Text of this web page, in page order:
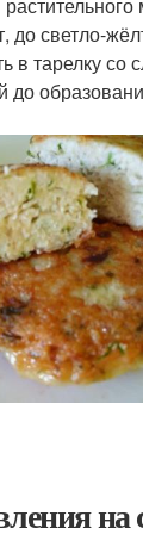
до светло-
в тарелку со
до
на